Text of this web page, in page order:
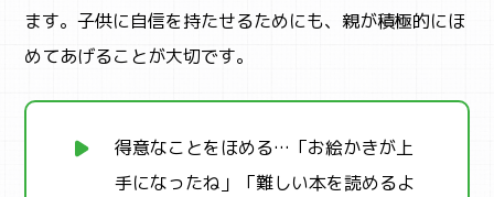
ます。子供に自信を持たせるためにも、親が積極的にほ
めてあげることが大切です。
得意なことをほめる…「お絵かきが上
手になったね」「難しい本を読めるよ